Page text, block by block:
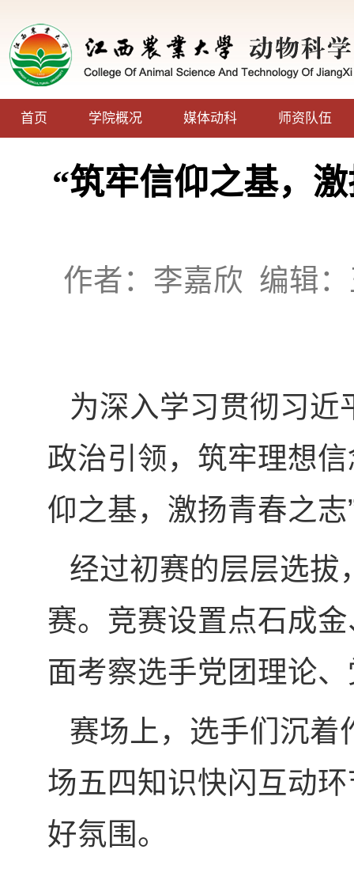
首页 学院概况 媒体动科 师资队伍
“筑牢信仰之基，
作者：李嘉欣 编辑
为深入学习贯彻习
政治引领，筑牢理想
仰之基，激扬青春之
经过初赛的层层选拔
赛。竞赛设置点石成
面考察选手党团理论
赛场上，选手们沉着
场五四知识快闪互动
好氛围。